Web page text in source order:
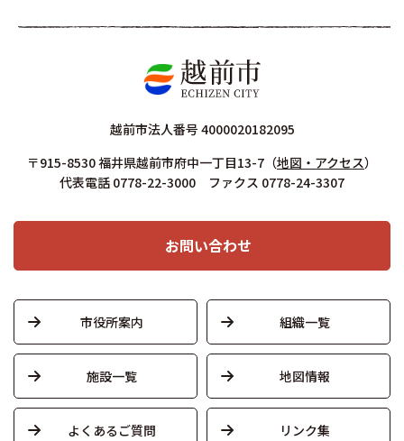
越前市法人番号 4000020182095
〒915-8530 福井県越前市府中一丁目13-7 （地図・アクセス）
代表電話 0778-22-3000 ファクス 0778-24-3307
お問い合わせ
市役所案内 組織一覧
施設一覧 地図情報
よくあるご質問 リンク集